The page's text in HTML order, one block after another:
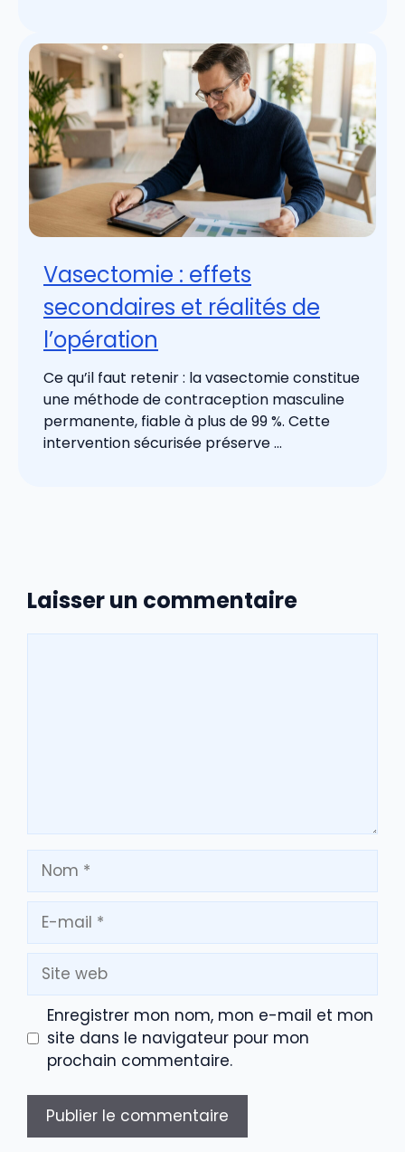
Vasectomie : effets
secondaires et réalités de
l’opération
Ce qu’il faut retenir : la vasectomie constitue
une méthode de contraception masculine
permanente, fiable à plus de 99 %. Cette
intervention sécurisée préserve ...
Laisser un commentaire
Nom
mail
Site
web
Enregistrer mon nom, mon e-mail et mon
site dans le navigateur pour mon
prochain commentaire.